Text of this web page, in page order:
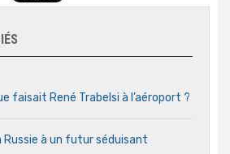
faisait René Trabelsi à l’aéroport ?
Russie à un futur séduisant